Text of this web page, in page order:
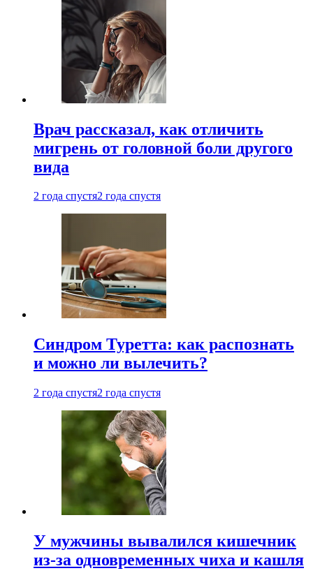
Врач рассказал, как отличить
мигрень от головной боли другого
вида
2 года спустя2 года спустя
Синдром Туретта: как распознать
и можно ли вылечить?
2 года спустя2 года спустя
У мужчины вывалился кишечник
из-за одновременных чиха и кашля